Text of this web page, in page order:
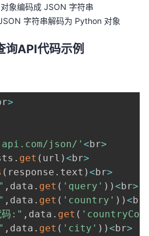
象编码成 JSON 字符串
字符串解码为 Python 对象
API代码示例
>
json/' < br>
. get ( url )< br>
( response . text )< br>
, data . get ( 'query' ) )< br>
, data . get ( 'country' ) )< br
码:" , data . get (
, data . get ( 'city' ) )< br>